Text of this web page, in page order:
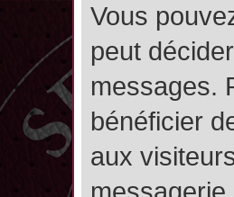
Vous
peut
messages.
bénéficier
aux